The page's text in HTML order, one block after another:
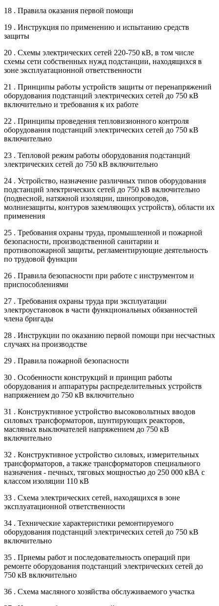
18 . Правила оказания первой помощи
19 . Инструкция по применению и испытанию средств
защиты
20 . Схемы электрических сетей 220-750 кВ, в том числе
схемы сети собственных нужд подстанции, находящихся в
зоне эксплуатационной ответственности
21 . Принципы работы устройств защиты от перенапряжений
оборудования подстанций электрических сетей до 750 кВ
включительно и требования к их работе
22 . Принципы проведения тепловизионного контроля
оборудования подстанций электрических сетей до 750 кВ
включительно
23 . Тепловой режим работы оборудования подстанций
электрических сетей до 750 кВ включительно
24 . Устройство, назначение различных типов оборудования
подстанций электрических сетей до 750 кВ включительно
(подвесной, натяжной изоляции, шинопроводов,
молниезащиты, контуров заземляющих устройств), области их
применения
25 . Требования охраны труда, промышленной и пожарной
безопасности, производственной санитарии и
противопожарной защиты, регламентирующие деятельность
по трудовой функции
26 . Правила безопасности при работе с инструментом и
приспособлениями
27 . Требования охраны труда при эксплуатации
электроустановок в части функциональных обязанностей
члена бригады
28 . Инструкции по оказанию первой помощи при несчастных
случаях на производстве
29 . Правила пожарной безопасности
30 . Особенности конструкций и принцип работы
оборудования и аппаратуры распределительных устройств
напряжением до 750 кВ включительно
31 . Конструктивное устройство высоковольтных вводов
силовых трансформаторов, шунтирующих реакторов,
масляных выключателей напряжением до 750 кВ
включительно
32 . Конструктивное устройство силовых, измерительных
трансформаторов, а также трансформаторов специального
назначения - печных, тяговых мощностью до 250 000 кВА с
классом изоляции 110 кВ
33 . Схема электрических сетей, находящихся в зоне
эксплуатационной ответственности
34 . Технические характеристики ремонтируемого
оборудования подстанций электрических сетей до 750 кВ
включительно
35 . Приемы работ и последовательность операций при
ремонте оборудования подстанций электрических сетей до
750 кВ включительно
36 . Схема масляного хозяйства обслуживаемого участка